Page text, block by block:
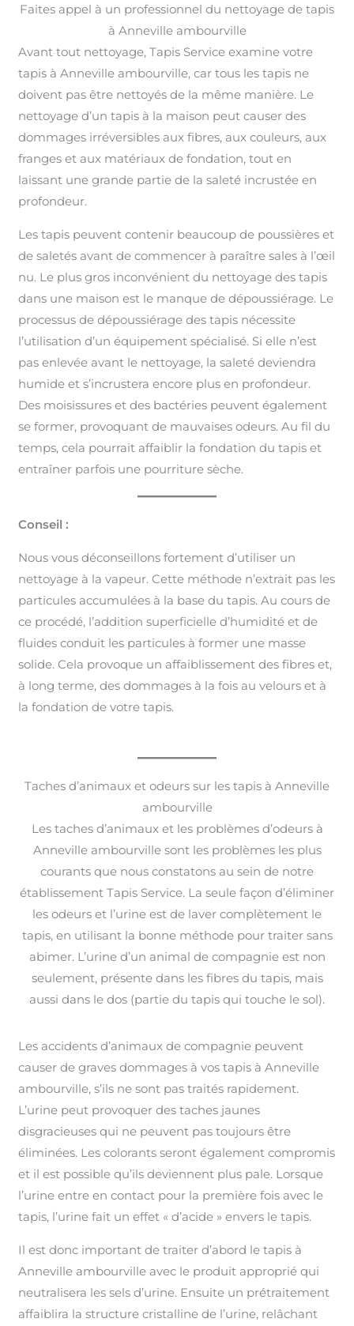
Faites appel à un professionnel du nettoyage de tapis
à Anneville ambourville
Avant tout nettoyage, Tapis Service examine votre
tapis à Anneville ambourville, car tous les tapis ne
doivent pas être nettoyés de la même manière. Le
nettoyage d’un tapis à la maison peut causer des
dommages irréversibles aux fibres, aux couleurs, aux
franges et aux matériaux de fondation, tout en
laissant une grande partie de la saleté incrustée en
profondeur.
Les tapis peuvent contenir beaucoup de poussières et
de saletés avant de commencer à paraître sales à l’œil
nu. Le plus gros inconvénient du nettoyage des tapis
dans une maison est le manque de dépoussiérage. Le
processus de dépoussiérage des tapis nécessite
l’utilisation d’un équipement spécialisé. Si elle n’est
pas enlevée avant le nettoyage, la saleté deviendra
humide et s’incrustera encore plus en profondeur.
Des moisissures et des bactéries peuvent également
se former, provoquant de mauvaises odeurs. Au fil du
temps, cela pourrait affaiblir la fondation du tapis et
entraîner parfois une pourriture sèche.
Conseil :
Nous vous déconseillons fortement d’utiliser un
nettoyage à la vapeur. Cette méthode n’extrait pas les
particules accumulées à la base du tapis. Au cours de
ce procédé, l’addition superficielle d’humidité et de
fluides conduit les particules à former une masse
solide. Cela provoque un affaiblissement des fibres et,
à long terme, des dommages à la fois au velours et à
la fondation de votre tapis.
Taches d’animaux et odeurs sur les tapis à Anneville
ambourville
Les taches d’animaux et les problèmes d’odeurs à
Anneville ambourville sont les problèmes les plus
courants que nous constatons au sein de notre
établissement Tapis Service. La seule façon d’éliminer
les odeurs et l’urine est de laver complètement le
tapis, en utilisant la bonne méthode pour traiter sans
abimer. L’urine d’un animal de compagnie est non
seulement, présente dans les fibres du tapis, mais
aussi dans le dos (partie du tapis qui touche le sol).
Les accidents d’animaux de compagnie peuvent
causer de graves dommages à vos tapis à Anneville
ambourville, s’ils ne sont pas traités rapidement.
L’urine peut provoquer des taches jaunes
disgracieuses qui ne peuvent pas toujours être
éliminées. Les colorants seront également compromis
et il est possible qu’ils deviennent plus pale. Lorsque
l’urine entre en contact pour la première fois avec le
tapis, l’urine fait un effet « d’acide » envers le tapis.
Il est donc important de traiter d’abord le tapis à
Anneville ambourville avec le produit approprié qui
neutralisera les sels d’urine. Ensuite un prétraitement
affaiblira la structure cristalline de l’urine, relâchant